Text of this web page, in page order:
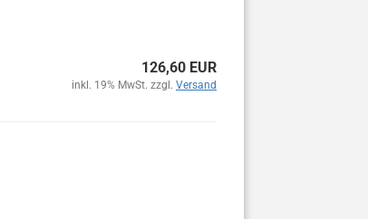
126,60 EUR
inkl. 19% MwSt. zzgl. Versand